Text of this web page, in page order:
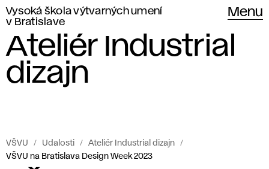
Vysoká škola výtvarných umení
v Bratislave
Menu
Ateliér Industrial
dizajn
VŠVU Udalosti
Ateliér Industrial dizajn
VŠVU na Bratislava Design Week 2023